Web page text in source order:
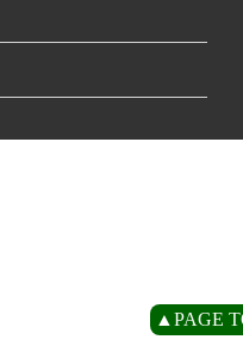
▲PAGE
商業施設
SDGsへの取り組み